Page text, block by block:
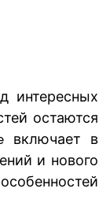
интересных
остаются
включает в
и нового